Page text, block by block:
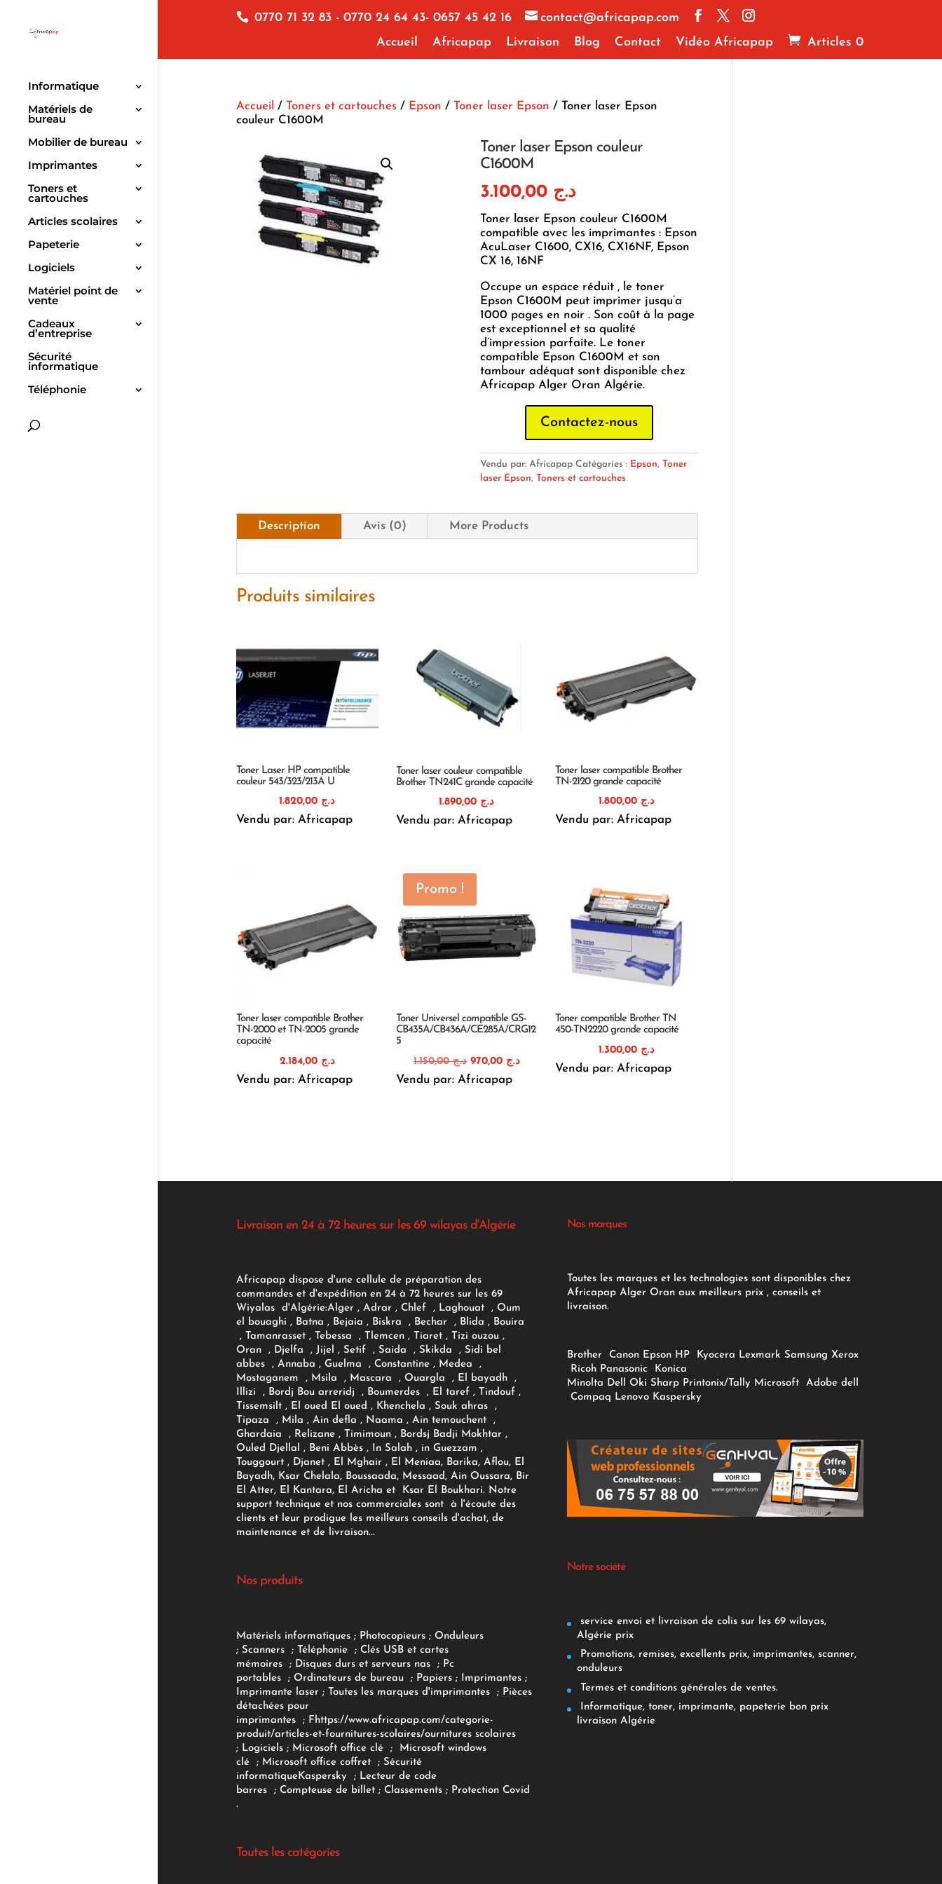
0770 71 32 83 - 0770 24 64 43- 0657 45 42 16
contact@africapap.com
Accueil
Africapap Livraison Blog Contact Vidéo Africapap Articles 0
Informatique
Matériels de
bureau
Mobilier de bureau
Imprimantes
Toners et
cartouches
Articles scolaires
Papeterie
Logiciels
Matériel point de
vente
Cadeaux
d’entreprise
Sécurité
informatique
Téléphonie
Accueil / Toners et cartouches/ Epson / Toner laser Epson / Toner laser Epson
couleur C1600M
Toner laser Epson couleur
C1600M
د.ج 3.100,00
Toner laser Epson couleur C1600M
compatible avec les imprimantes : Epson
AcuLaser C1600, CX16, CX16NF, Epson
CX 16, 16NF
Occupe un espace réduit , le toner
Epson C1600M peut imprimer jusqu’a
1000 pages en noir . Son coût à la page
est exceptionnel et sa qualité
d’impression parfaite. Le toner
compatible Epson C1600M et son
tambour adéquat sont disponible chez
Africapap Alger Oran Algérie.
Contactez-nous
Vendu par: Africapap Catégories : Epson, Toner
laser Epson, Toners et cartouches
Description Avis (0) More Products
Produits similaires
Toner Laser HP compatible
couleur 543/323/213A U
د.ج
Vendu par: Africapap
Toner laser couleur compatible
Brother TN241C grande capacité
د.ج
Vendu par: Africapap
Toner laser compatible Brother
TN-2120 grande capacité
د.ج 1.800,00
Vendu par: Africapap
Toner laser compatible Brother
TN-2000 et TN-2005 grande
capacité
د.ج 2.184,00
Vendu par: Africapap
Promo !
Toner Universel compatible GS-
CB435A/CB436A/CE285A/CRG12
5
د.ج1.150,00
Le
prix
د.ج 970,00
Le
Vendu par: Africapap
Toner compatible Brother TN
450-TN2220 grande capacité
د.ج 1.300,00
Vendu par: Africapap
Livraison en 24 à 72 heures sur les 69 wilayas d'Algérie
Africapap dispose d'une cellule de préparation des
commandes et d'expédition en 24 à 72 heures sur les 69
Wiyalas d'Algérie:Alger , Adrar, Chlef , Laghouat , Oum
el bouaghi , Batna , Bejaia , Biskra , Bechar , Blida , Bouira
, Tamanrasset , Tebessa , Tlemcen , Tiaret , Tizi ouzou ,
Oran , Djelfa , Jijel , Setif , Saida , Skikda , Sidi bel
abbes , Annaba , Guelma , Constantine , Medea ,
Mostaganem , Msila , Mascara , Ouargla , El bayadh ,
Illizi , Bordj Bou arreridj , Boumerdes , El taref , Tindouf ,
Tissemsilt , El oued El oued , Khenchela , Souk ahras ,
Tipaza , Mila , Ain defla , Naama , Ain temouchent ,
Ghardaia , Relizane , Timimoun , Bordsj Badji Mokhtar ,
Ouled Djellal , Beni Abbès , In Salah , in Guezzam ,
Touggourt , Djanet , El Mghair , El Meniaa, Barika, Aflou, El
Bayadh, Ksar Chelala, Boussaada, Messaad, Ain Oussara, Bir
El Atter, El Kantara, El Aricha et Ksar El Boukhari. Notre
support technique et nos commerciales sont à l'écoute des
clients et leur prodigue les meilleurs conseils d'achat, de
maintenance et de livraison...
Nos produits
Matériels informatiques; Photocopieurs; Onduleurs
; Scanners ; Téléphonie ; Clés USB et cartes
mémoires
; Disques durs et serveurs nas ; Pc
portables
; Ordinateurs de bureau ; Papiers; Imprimantes;
Imprimante laser; Toutes les marques d'imprimantes ; Pièces
détachées pour
imprimantes
; F https://www.africapap.com/categorie-
produit/articles-et-fournitures-scolaires/ournitures scolaires
; Logiciels ; Microsoft office clé ;
Microsoft windows
clé; Microsoft office coffret ; Sécurité
informatiqueKaspersky ; Lecteur de code
barres
; Compteuse de billet; Classements ; Protection Covid
.
Toutes les catégories
Nos marques
Toutes les marques et les technologies sont disponibles chez
Africapap Alger Oran aux meilleurs prix , conseils et
livraison.
Brother Canon Epson HP Kyocera Lexmark Samsung Xerox
Ricoh Panasonic
Konica
Minolta Dell Oki Sharp Printonix/Tally Microsoft Adobe dell
Compaq Lenovo Kaspersky
Notre société
service envoi et livraison de colis sur les 69 wilayas,
Algérie prix
Promotions, remises, excellents prix, imprimantes, scanner,
onduleurs
Termes et conditions générales de ventes.
Informatique, toner, imprimante, papeterie bon prix
livraison Algérie